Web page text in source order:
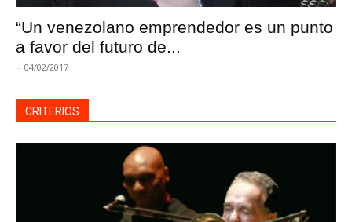
“Un venezolano emprendedor es un punto
a favor del futuro de...
- 04/02/2017
CRITERIOS